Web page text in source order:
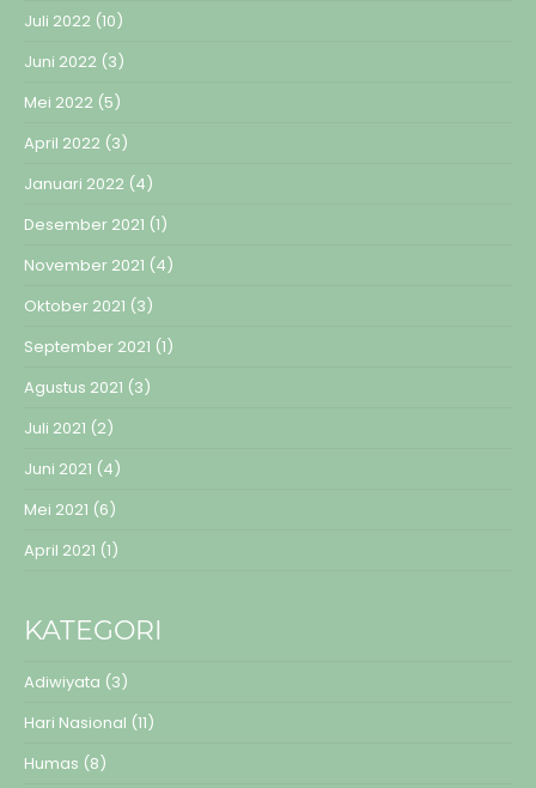
Juli 2022 (10)
Juni 2022 (3)
Mei 2022 (5)
April 2022 (3)
Januari 2022 (4)
Desember 2021 (1)
November 2021 (4)
Oktober 2021 (3)
September 2021 (1)
Agustus 2021 (3)
Juli 2021 (2)
Juni 2021 (4)
Mei 2021 (6)
April 2021 (1)
KATEGORI
Adiwiyata (3)
Hari Nasional (11)
Humas (8)